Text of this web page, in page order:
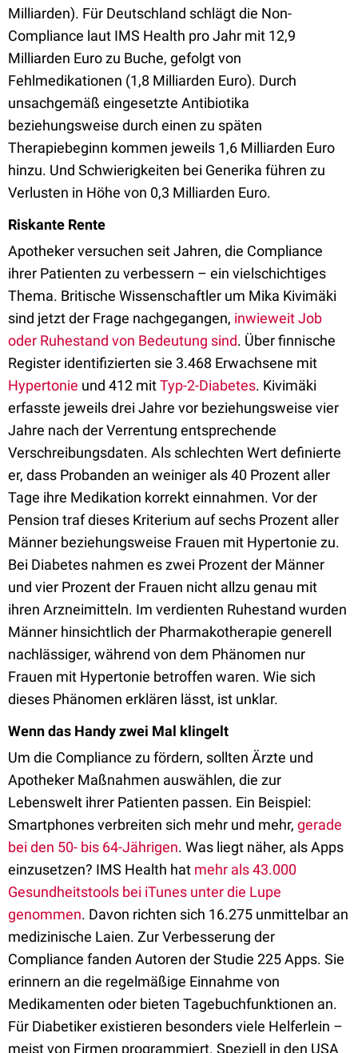
Milliarden). Für Deutschland schlägt die Non-
Compliance laut IMS Health pro Jahr mit 12,9
Milliarden Euro zu Buche, gefolgt von
Fehlmedikationen (1,8 Milliarden Euro). Durch
unsachgemäß eingesetzte Antibiotika
beziehungsweise durch einen zu späten
Therapiebeginn kommen jeweils 1,6 Milliarden Euro
hinzu. Und Schwierigkeiten bei Generika führen zu
Verlusten in Höhe von 0,3 Milliarden Euro.
Riskante Rente
Apotheker versuchen seit Jahren, die Compliance
ihrer Patienten zu verbessern – ein vielschichtiges
Thema. Britische Wissenschaftler um Mika Kivimäki
sind jetzt der Frage nachgegangen, inwieweit Job
oder Ruhestand von Bedeutung sind. Über finnische
Register identifizierten sie 3.468 Erwachsene mit
Hypertonie und 412 mitTyp-2-Diabetes. Kivimäki
erfasste jeweils drei Jahre vor beziehungsweise vier
Jahre nach der Verrentung entsprechende
Verschreibungsdaten. Als schlechten Wert definierte
er, dass Probanden an weiniger als 40 Prozent aller
Tage ihre Medikation korrekt einnahmen. Vor der
Pension traf dieses Kriterium auf sechs Prozent aller
Männer beziehungsweise Frauen mit Hypertonie zu.
Bei Diabetes nahmen es zwei Prozent der Männer
und vier Prozent der Frauen nicht allzu genau mit
ihren Arzneimitteln. Im verdienten Ruhestand wurden
Männer hinsichtlich der Pharmakotherapie generell
nachlässiger, während von dem Phänomen nur
Frauen mit Hypertonie betroffen waren. Wie sich
dieses Phänomen erklären lässt, ist unklar.
Wenn das Handy zwei Mal klingelt
Um die Compliance zu fördern, sollten Ärzte und
Apotheker Maßnahmen auswählen, die zur
Lebenswelt ihrer Patienten passen. Ein Beispiel:
Smartphones verbreiten sich mehr und mehr, gerade
bei den 50- bis 64-Jährigen. Was liegt näher, als Apps
einzusetzen? IMS Health hat mehr als 43.000
Gesundheitstools bei iTunes unter die Lupe
genommen. Davon richten sich 16.275 unmittelbar an
medizinische Laien. Zur Verbesserung der
Compliance fanden Autoren der Studie 225 Apps. Sie
erinnern an die regelmäßige Einnahme von
Medikamenten oder bieten Tagebuchfunktionen an.
Für Diabetiker existieren besonders viele Helferlein –
meist von Firmen programmiert. Speziell in den USA